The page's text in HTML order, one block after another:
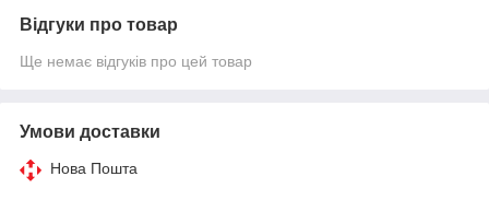
Відгуки про товар
Ще немає відгуків про цей товар
Умови доставки
Нова Пошта